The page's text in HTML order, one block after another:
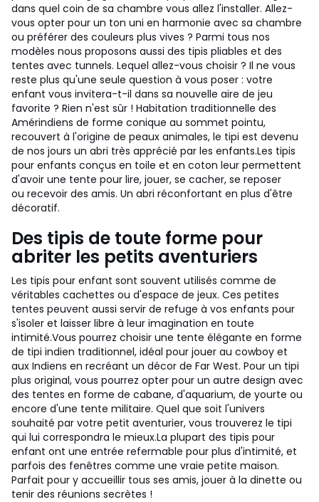
dans quel coin de sa chambre vous allez l'installer. Allez-
vous opter pour un ton uni en harmonie avec sa chambre
ou préférer des couleurs plus vives ? Parmi tous nos
modèles nous proposons aussi des tipis pliables et des
tentes avec tunnels. Lequel allez-vous choisir ? Il ne vous
reste plus qu'une seule question à vous poser : votre
enfant vous invitera-t-il dans sa nouvelle aire de jeu
favorite ? Rien n'est sûr ! Habitation traditionnelle des
Amérindiens de forme conique au sommet pointu,
recouvert à l'origine de peaux animales, le tipi est devenu
de nos jours un abri très apprécié par les enfants.Les tipis
pour enfants conçus en toile et en coton leur permettent
d'avoir une tente pour lire, jouer, se cacher, se reposer
ou recevoir des amis. Un abri réconfortant en plus d'être
décoratif.
Des tipis de toute forme pour
abriter les petits aventuriers
Les tipis pour enfant sont souvent utilisés comme de
véritables cachettes ou d'espace de jeux. Ces petites
tentes peuvent aussi servir de refuge à vos enfants pour
s'isoler et laisser libre à leur imagination en toute
intimité.Vous pourrez choisir une tente élégante en forme
de tipi indien traditionnel, idéal pour jouer au cowboy et
aux Indiens en recréant un décor de Far West. Pour un tipi
plus original, vous pourrez opter pour un autre design avec
des tentes en forme de cabane, d'aquarium, de yourte ou
encore d'une tente militaire. Quel que soit l'univers
souhaité par votre petit aventurier, vous trouverez le tipi
qui lui correspondra le mieux.La plupart des tipis pour
enfant ont une entrée refermable pour plus d'intimité, et
parfois des fenêtres comme une vraie petite maison.
Parfait pour y accueillir tous ses amis, jouer à la dinette ou
tenir des réunions secrètes !